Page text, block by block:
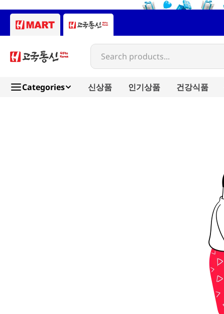
Search products...
Categories 신상품 인기상품 건강식품